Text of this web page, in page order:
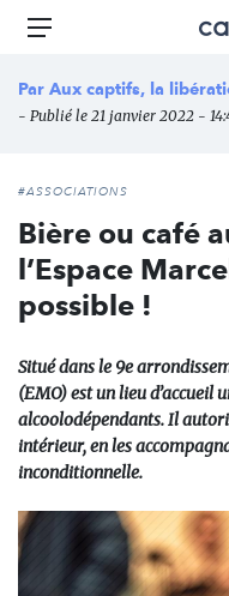
Aller
principal
des
Menu
Par Aux captifs, la
- Publié le 21 janvier 2022 -
#ASSOCIATIONS
Bière ou café
l’Espace
possible !
Situé dans le 9e
(EMO) est un lieu d’accueil
alcoolodépendants. Il
intérieur, en les
inconditionnelle.